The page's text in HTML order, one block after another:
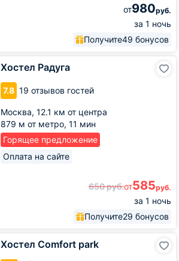
от980руб.
за 1 ночь
Получите49 бонусов
Хостел Радуга
7.8 19 отзывов гостей
Москва, 12.1 км от центра
879 м от метро, 11 мин
Горящее предложение
Оплата на сайте
650руб.от585руб.
за 1 ночь
Получите29 бонусов
Хостел Comfort park